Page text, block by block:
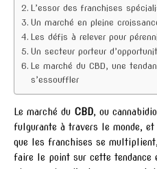
L’essor des franchises
Un marché en pleine
Les défis à relever pour
Un secteur porteur
Le marché du CBD, une
s’essouffler
Le marché du CBD, ou
fulgurante à travers le monde,
que les franchises se
faire le point sur cette tendance